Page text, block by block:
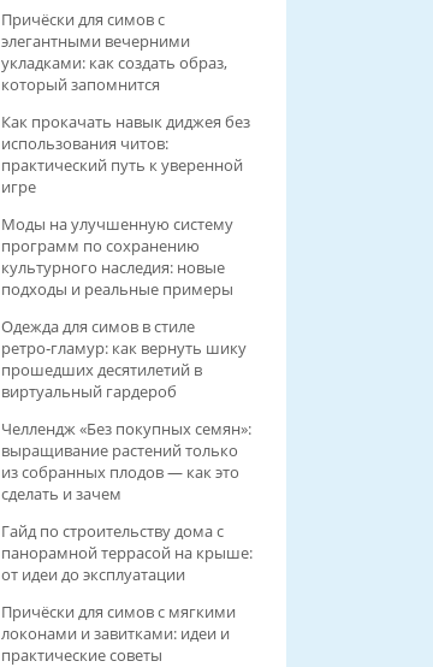
Причёски для симов с
элегантными вечерними
укладками: как создать образ,
который запомнится
Как прокачать навык диджея без
использования читов:
практический путь к уверенной
игре
Моды на улучшенную систему
программ по сохранению
культурного наследия: новые
подходы и реальные примеры
Одежда для симов в стиле
ретро‑гламур: как вернуть шику
прошедших десятилетий в
виртуальный гардероб
Челлендж «Без покупных семян»:
выращивание растений только
из собранных плодов — как это
сделать и зачем
Гайд по строительству дома с
панорамной террасой на крыше:
от идеи до эксплуатации
Причёски для симов с мягкими
локонами и завитками: идеи и
практические советы